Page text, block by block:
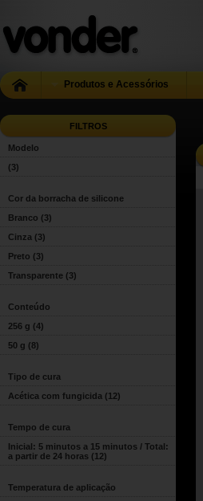
Produtos e Acessórios
FILTROS
Modelo
(3)
Cor da borracha de silicone
Branco (3)
Cinza (3)
Preto (3)
Transparente (3)
Conteúdo
256 g (4)
50 g (8)
Tipo de cura
Acética com fungicida (12)
Tempo de cura
Inicial: 5 minutos a 15 minutos / Total:
a partir de 24 horas (12)
Temperatura de aplicação